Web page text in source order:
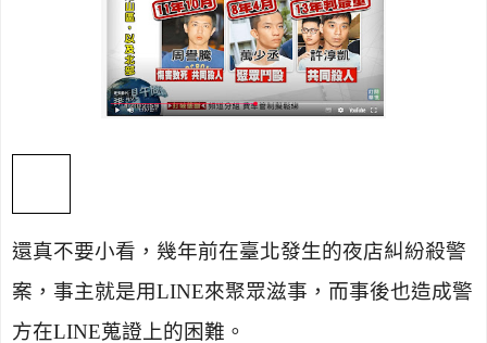
還真不要小看，幾年前在臺北發生的夜店糾紛殺警
案，事主就是用LINE來聚眾滋事，而事後也造成警
方在LINE蒐證上的困難。